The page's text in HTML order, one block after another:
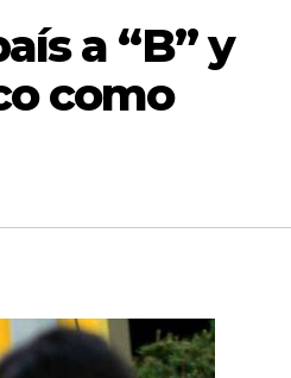
a “B” y
como